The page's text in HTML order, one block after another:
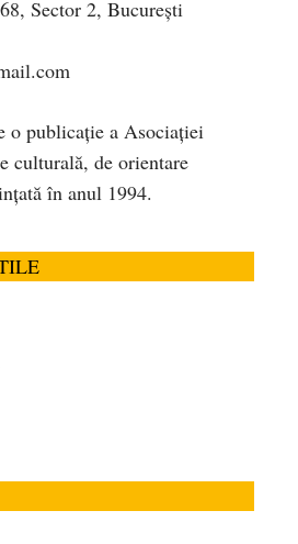
Sector 2, București
o publicaţie a Asociaţiei
culturală, de orientare
în anul 1994.